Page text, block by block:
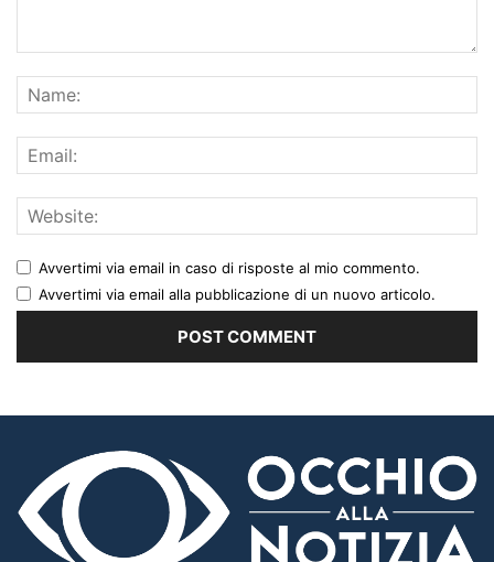
Avvertimi via email in caso di risposte al mio commento.
Avvertimi via email alla pubblicazione di un nuovo articolo.